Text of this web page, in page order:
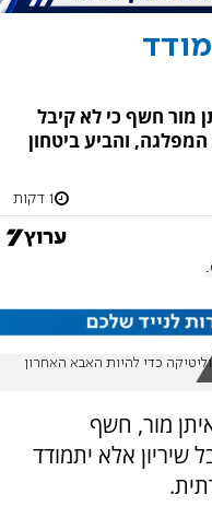
מור חשף כי לא קיבל
המפלגה, והביע ביטחון
1 דקות
כדי להיות האבא האחרון
מור, חשף
שיריון אלא יתמודד